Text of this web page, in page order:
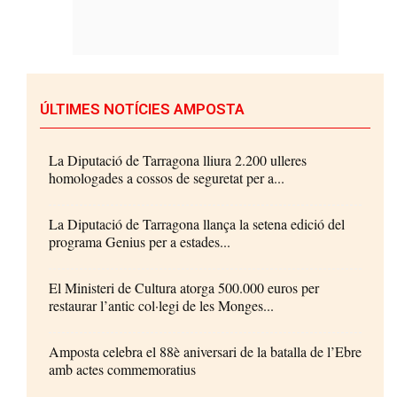
ÚLTIMES NOTÍCIES AMPOSTA
La Diputació de Tarragona lliura 2.200 ulleres
homologades a cossos de seguretat per a...
La Diputació de Tarragona llança la setena edició del
programa Genius per a estades...
El Ministeri de Cultura atorga 500.000 euros per
restaurar l’antic col·legi de les Monges...
Amposta celebra el 88è aniversari de la batalla de l’Ebre
amb actes commemoratius